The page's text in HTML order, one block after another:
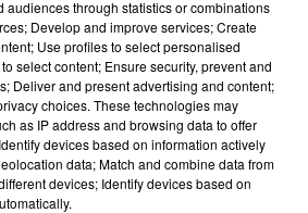
LANA DEL REY
Summertime Sadness
13h57
13h57
audiences through statistics or combinations
Develop and improve services; Create
Use profiles to select personalised
select content; Ensure security, prevent and
Deliver and present advertising and content;
choices. These technologies may
as IP address and browsing data to offer
devices based on information actively
data; Match and combine data from
devices; Identify devices based on